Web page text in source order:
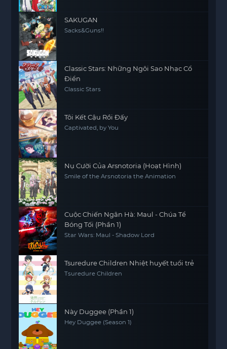
SAKUGAN
Sacks&Guns!!
Classic Stars: Những Ngôi Sao Nhạc Cổ
Điển
Classic Stars
Tôi Kết Cậu Rồi Đấy
Captivated, by You
Nụ Cười Của Arsnotoria (Hoạt Hình)
Smile of the Arsnotoria the Animation
Cuộc Chiến Ngân Hà: Maul - Chúa Tể
Bóng Tối (Phần 1)
Star Wars: Maul - Shadow Lord
Tsuredure Children Nhiệt huyết tuổi trẻ
Tsuredure Children
Này Duggee (Phần 1)
Hey Duggee (Season 1)